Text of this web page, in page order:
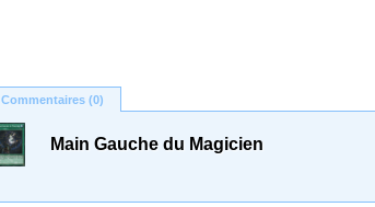
Commentaires (0)
Main Gauche du Magicien